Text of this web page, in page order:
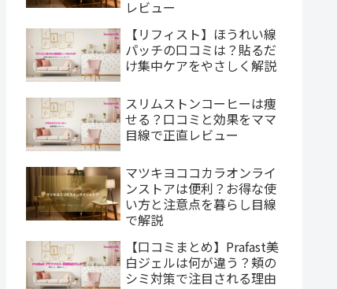
レビュー
【リフィスト】ほうれい線
パッチの口コミは？貼るだ
け集中ケアをやさしく解説
スリムストンコーヒーは痩
せる？口コミと効果をママ
目線で正直レビュー
マツキヨココカラオンライ
ンストアは便利？お得な使
い方と注意点を暮らし目線
で解説
【口コミまとめ】Prafast美
白ジェルは何が違う？頬の
シミ対策で注目される理由